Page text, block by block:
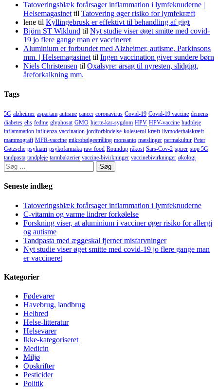
Tatoveringsblæk forårsager inflammation i lymfeknuderne |
Helsemagasinettil Tatovering øger risiko for lymfekræft
lene til Kyllingebrusk er effektivt til behandling af gigt
Björn ST Wiklund til Nyt studie viser øget smitte med covid-
19 jo flere gange man er vaccineret
Aluminium er forbundet med Alzheimer, autisme, Parkinsons
mm. | Helsemagasinettil Ingen vaccination giver sundere børn
Niels Christensen til Oxalsyre: årsag til nyresten, slidgigt,
åreforkalkning mm.
Tags
5G alzheimer aspartam autisme cancer coronavirus Covid-19 Covid-19 vaccine demens
diabetes ehs fedme glyphosat GMO hjerte-kar-sygdom HPV HPV-vaccine hudpleje
inflammation influenza-vaccination jordforbindelse kolesterol kræft livmoderhalskræft
mammografi MFR-vaccine mikrobølgestråling monsanto mæslinger permakultur Peter
Gøtzsche psykiatri psykofarmaka raw food Roundup råkost Sars-Cov-2 spirer stop 5G
tandpasta tandpleje tarmbakterier vaccine-bivirkninger vaccinebivirkninger økologi
Søg
efter:
Seneste indlæg
Tatoveringsblæk forårsager inflammation i lymfeknuderne
C-vitamin og varme lindrer forkølelse
Forskning viser, at aluminium i vacciner øger risiko for allergi
og autisme
Tandpasta med æggeskal fjerner misfarvninger
Nyt studie viser øget smitte med covid-19 jo flere gange man
er vaccineret
Kategorier
Fødevarer
Havebrug, landbrug
Helbred
Helse-litteratur
Helsevarer
Ikke-kategoriseret
Medicin
Miljø
Opskrifter
Pesticider
Politik